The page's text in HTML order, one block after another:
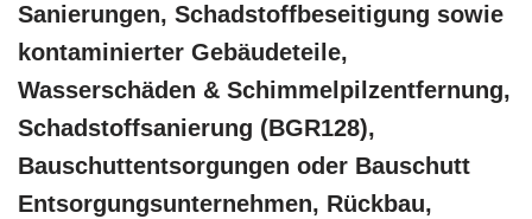
Sanierungen, Schadstoffbeseitigung sowie
kontaminierter Gebäudeteile,
Wasserschäden & Schimmelpilzentfernung,
Schadstoffsanierung (BGR128),
Bauschuttentsorgungen oder Bauschutt
Entsorgungsunternehmen, Rückbau,